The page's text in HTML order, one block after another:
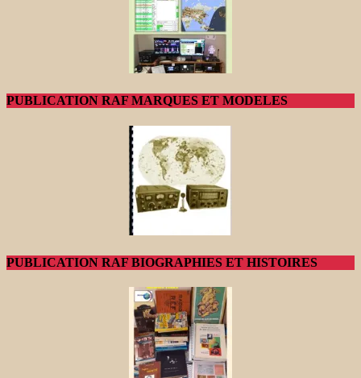
PUBLICATION RAF MARQUES ET MODELES
PUBLICATION RAF BIOGRAPHIES ET HISTOIRES